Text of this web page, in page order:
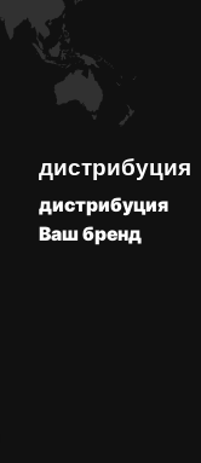
дистрибуция
дистрибуция
Ваш бренд